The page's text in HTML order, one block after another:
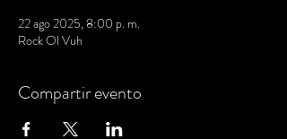
22 ago 2025, 8:00 p. m.
Rock Ol Vuh
Compartir evento